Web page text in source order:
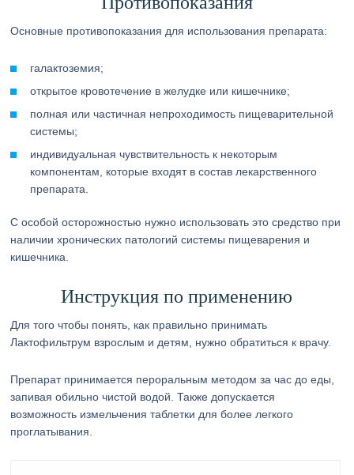
Основные противопоказания для использования препарата:
галактоземия;
открытое кровотечение в желудке или кишечнике;
полная или частичная непроходимость пищеварительной
системы;
индивидуальная чувствительность к некоторым
компонентам, которые входят в состав лекарственного
препарата.
С особой осторожностью нужно использовать это средство при
наличии хронических патологий системы пищеварения и
кишечника.
Инструкция по применению
Для того чтобы понять, как правильно принимать
Лактофильтрум взрослым и детям, нужно обратиться к врачу.
Препарат принимается пероральным методом за час до еды,
запивая обильно чистой водой. Также допускается
возможность измельчения таблетки для более легкого
проглатывания.